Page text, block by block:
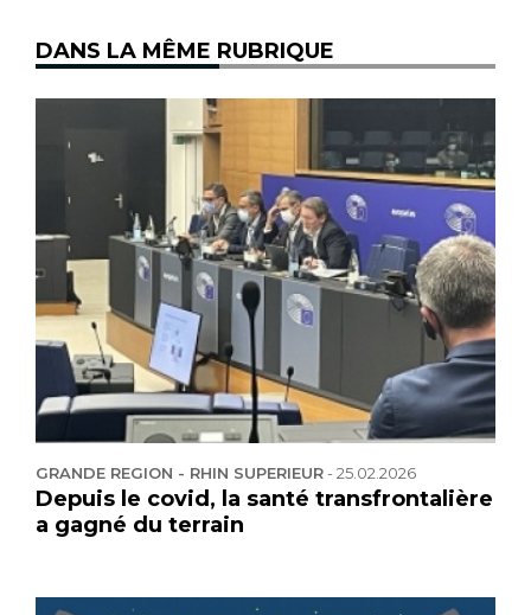
DANS LA MÊME RUBRIQUE
GRANDE REGION - RHIN SUPERIEUR-25.02.2026
Depuis le covid, la santé transfrontalière
a gagné du terrain